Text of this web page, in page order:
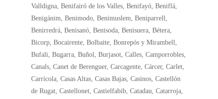
Valldigna, Benifairó de los Valles, Benifayó, Beniflá,
Benigánim, Benimodo, Benimuslem, Beniparrell,
Benirredrá, Benisanó, Benisoda, Benisuera, Bétera,
Bicorp, Bocairente, Bolbaite, Bonrepós y Mirambell,
Bufali, Bugarra, Buñol, Burjasot, Calles, Camporrobles,
Canals, Canet de Berenguer, Carcagente, Cárcer, Carlet,
Carrícola, Casas Altas, Casas Bajas, Casinos, Castellón
de Rugat, Castellonet, Castielfabib, Catadau, Catarroja,